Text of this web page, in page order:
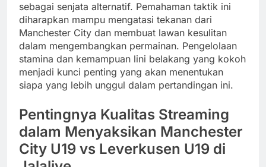
sebagai senjata alternatif. Pemahaman taktik ini
diharapkan mampu mengatasi tekanan dari
Manchester City dan membuat lawan kesulitan
dalam mengembangkan permainan. Pengelolaan
stamina dan kemampuan lini belakang yang kokoh
menjadi kunci penting yang akan menentukan
siapa yang lebih unggul dalam pertandingan ini.
Pentingnya Kualitas Streaming
dalam Menyaksikan Manchester
City U19 vs Leverkusen U19 di